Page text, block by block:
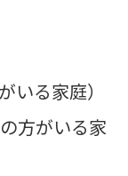
いる家庭）
方がいる家